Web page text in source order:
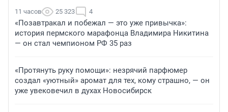
11 часов 25 323 4
«Позавтракал и побежал — это уже привычка»:
история пермского марафонца Владимира Никитина
— он стал чемпионом РФ 35 раз
«Протянуть руку помощи»: незрячий парфюмер
создал «уютный» аромат для тех, кому страшно, — он
уже увековечил в духах Новосибирск